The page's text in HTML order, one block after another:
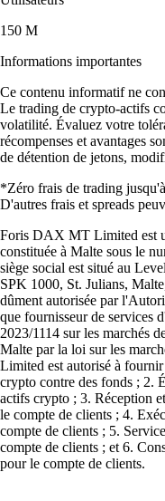
150 M
Informations importantes
Ce contenu informatif ne
Le trading de crypto-actifs
volatilité. Évaluez votre
récompenses et avantages
de détention de jetons,
*Zéro frais de trading
D'autres frais et spreads
Foris DAX MT Limited est
constituée à Malte sous le
siège social est situé au
SPK 1000, St. Julians,
dûment autorisée par
que fournisseur de services
2023/1114 sur les marchés
Malte par la loi sur les
Limited est autorisé à
crypto contre des fonds ; 2.
actifs crypto ; 3. Réception
le compte de clients ; 4.
compte de clients ; 5.
compte de clients ; et 6.
pour le compte de clients.